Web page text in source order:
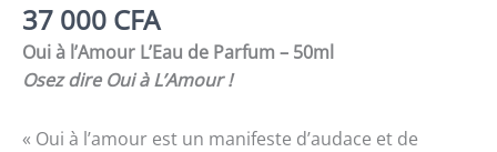
37 000 CFA
Oui à l’Amour L’Eau de Parfum – 50ml
Osez dire Oui à L’Amour !
« Oui à l’amour est un manifeste d’audace et de